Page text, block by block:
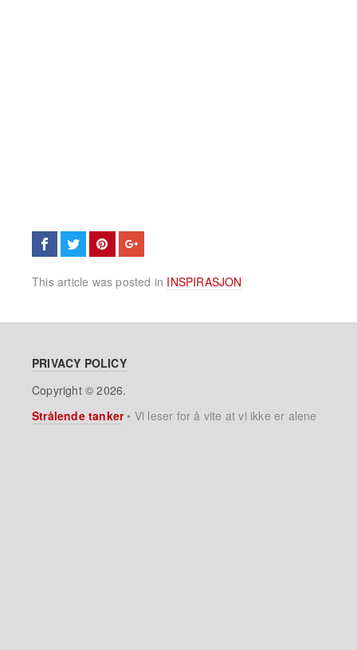
This article was posted in INSPIRASJON
PRIVACY POLICY
Copyright © 2026.
Strålende tanker• Vi leser for å vite at vi ikke er alene